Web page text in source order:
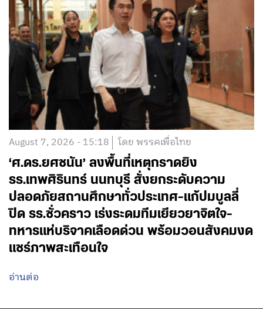
August 7, 2026 - 15:18 โดย พรรคเพื่อไทย
‘ศ.ดร.ยศชนัน’ ลงพื้นที่เหตุกราดยิง
รร.เทพศิรินทร์ นนทบุรี สั่งยกระดับความ
ปลอดภัยสถานศึกษาทั่วประเทศ-แก้ปมบูลลี่
ปิด รร.ชั่วคราว เร่งระดมทีมเยียวยาจิตใจ-
ทหารแห่บริจาคเลือดด่วน พร้อมวอนสังคมงด
แชร์ภาพสะเทือนใจ
อ่านต่อ